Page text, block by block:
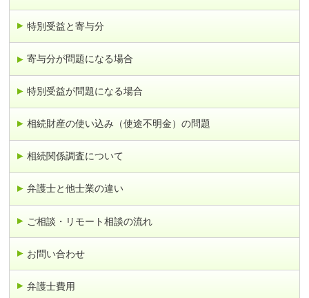
特別受益と寄与分
寄与分が問題になる場合
特別受益が問題になる場合
相続財産の使い込み（使途不明金）の問題
相続関係調査について
弁護士と他士業の違い
ご相談・リモート相談の流れ
お問い合わせ
弁護士費用